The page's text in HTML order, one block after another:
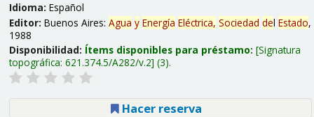
Idioma: Español
Editor: Buenos Aires: Agua y Energía Eléctrica, Sociedad del Estado,
1988
Disponibilidad: Ítems disponibles para préstamo: Signatura
topográfica: 621.374.5/A282/v.2 (3).
Hacer reserva